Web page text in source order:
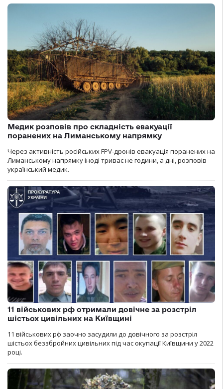
Медик розповів про складність евакуації
поранених на Лиманському напрямку
Через активність російських FPV-дронів евакуація поранених на
Лиманському напрямку іноді триває не години, а дні, розповів
український медик.
11 військових рф отримали довічне за розстріл
шістьох цивільних на Київщині
11 військових рф заочно засудили до довічного за розстріл
шістьох беззбройних цивільних під час окупації Київщини у 2022
році.